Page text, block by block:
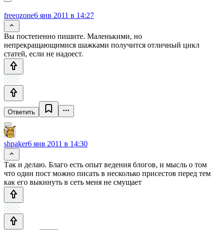
freeozone6 янв 2011 в 14:27
Вы постепенно пишите. Маленькими, но
непрекращающимися шажками получится отличный цикл
статей, если не надоест.
Ответить
shpaker6 янв 2011 в 14:30
Так и делаю. Благо есть опыт ведения блогов, и мысль о том
что один пост можно писать в несколько присестов перед тем
как его выкинуть в сеть меня не смущает